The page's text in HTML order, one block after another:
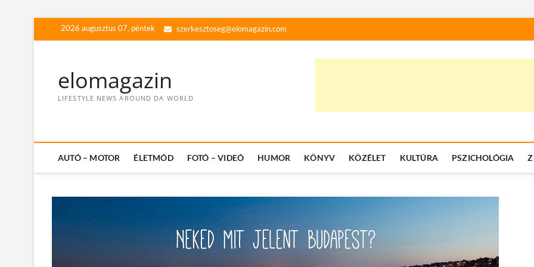
2026 augusztus 07, péntek szerkesztoseg@elomagazin.com
elomagazin
LIFESTYLE NEWS AROUND DA WORLD
AUTÓ – MOTOR ÉLETMÓD FOTÓ – VIDEÓ HUMOR KÖNYV KÖZÉLET KULTÚRA PSZICHOLÓGIA